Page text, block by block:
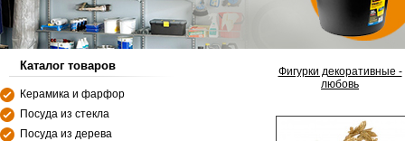
Каталог товаров
Керамика и фарфор
Посуда из стекла
Посуда из дерева
Фигурки декоративные -
любовь